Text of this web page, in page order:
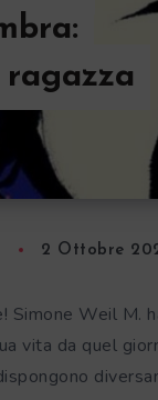
2 Ottobre
Simone Weil M.
vita da quel